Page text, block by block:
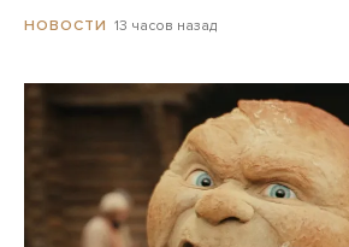
НОВОСТИ 13 часов назад